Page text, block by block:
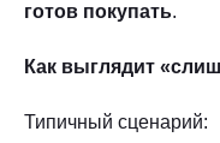
готов покупать.
Как выглядит
Типичный сценарий: